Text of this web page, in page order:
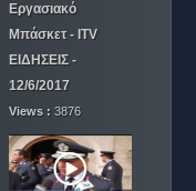
Εργασιακό
Μπάσκετ - ITV
ΕΙΔΗΣΕΙΣ -
12/6/2017
Views : 3876